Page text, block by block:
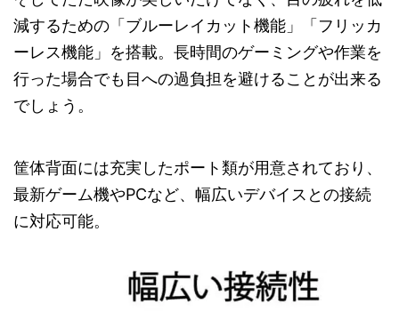
減するための「ブルーレイカット機能」「フリッカ
ーレス機能」を搭載。長時間のゲーミングや作業を
行った場合でも目への過負担を避けることが出来る
でしょう。
筐体背面には充実したポート類が用意されており、
最新ゲーム機やPCなど、幅広いデバイスとの接続
に対応可能。